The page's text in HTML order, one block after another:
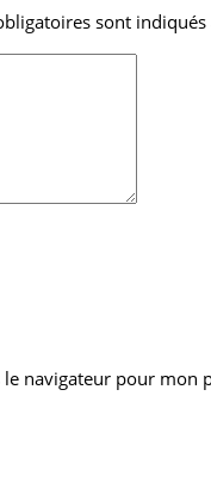
sont indiqués
navigateur pour mon